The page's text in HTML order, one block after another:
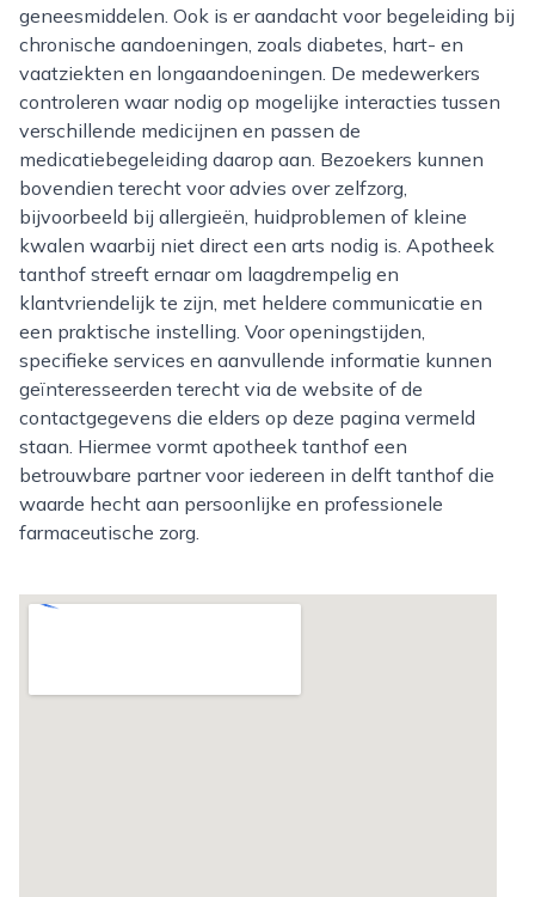
geneesmiddelen. Ook is er aandacht voor begeleiding bij
chronische aandoeningen, zoals diabetes, hart- en
vaatziekten en longaandoeningen. De medewerkers
controleren waar nodig op mogelijke interacties tussen
verschillende medicijnen en passen de
medicatiebegeleiding daarop aan. Bezoekers kunnen
bovendien terecht voor advies over zelfzorg,
bijvoorbeeld bij allergieën, huidproblemen of kleine
kwalen waarbij niet direct een arts nodig is. Apotheek
tanthof streeft ernaar om laagdrempelig en
klantvriendelijk te zijn, met heldere communicatie en
een praktische instelling. Voor openingstijden,
specifieke services en aanvullende informatie kunnen
geïnteresseerden terecht via de website of de
contactgegevens die elders op deze pagina vermeld
staan. Hiermee vormt apotheek tanthof een
betrouwbare partner voor iedereen in delft tanthof die
waarde hecht aan persoonlijke en professionele
farmaceutische zorg.